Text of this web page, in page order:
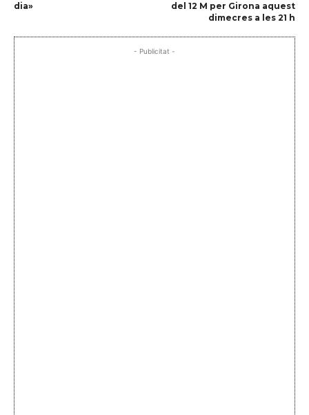
dia»
del 12 M per Girona aquest
dimecres a les 21 h
- Publicitat -